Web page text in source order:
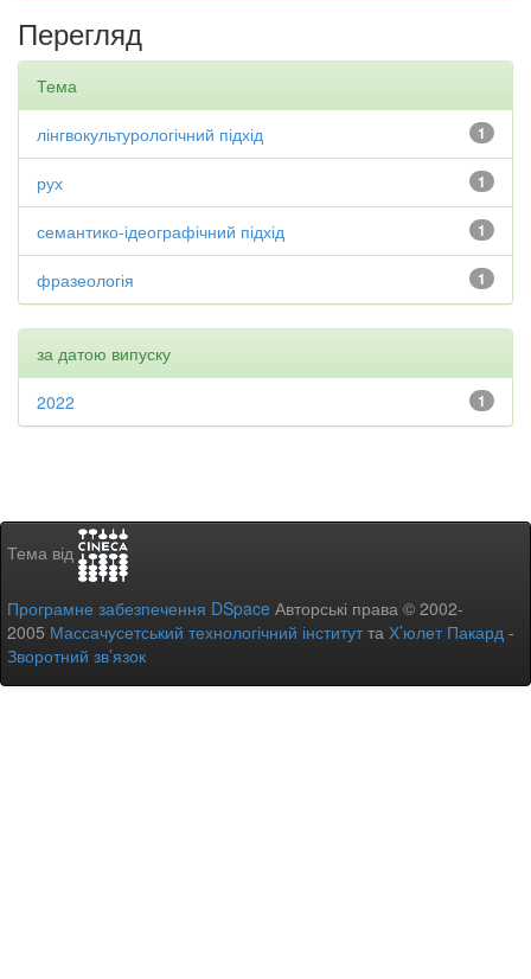
Перегляд
Тема
1
лінгвокультурологічний підхід
1
рух
1
семантико-ідеографічний підхід
1
фразеологія
за датою випуску
1
2022
Тема від
Програмне забезпечення DSpace Авторські права © 2002-
2005 Массачусетський технологічний інститутта Х’юлет Пакард -
Зворотний зв’язок